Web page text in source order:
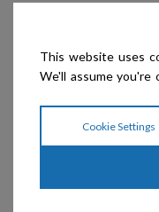
This website uses
We'll assume
Cookie Settings